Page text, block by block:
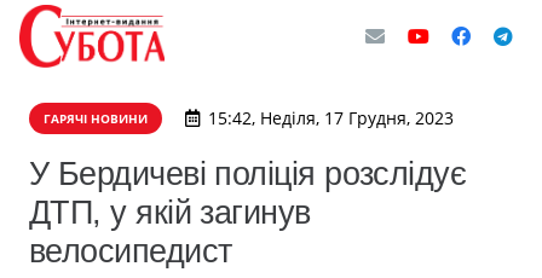
ГАРЯЧІ НОВИНИ 15:42, Неділя, 17 Грудня, 2023
У Бердичеві поліція розслідує
ДТП, у якій загинув
велосипедист